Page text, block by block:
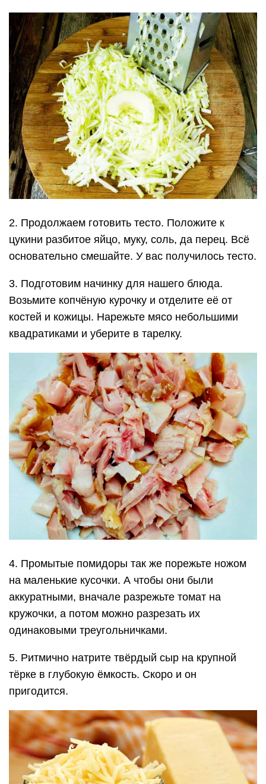
2. Продолжаем готовить тесто. Положите к
цукини разбитое яйцо, муку, соль, да перец. Всё
основательно смешайте. У вас получилось тесто.
3. Подготовим начинку для нашего блюда.
Возьмите копчёную курочку и отделите её от
костей и кожицы. Нарежьте мясо небольшими
квадратиками и уберите в тарелку.
4. Промытые помидоры так же порежьте ножом
на маленькие кусочки. А чтобы они были
аккуратными, вначале разрежьте томат на
кружочки, а потом можно разрезать их
одинаковыми треугольничками.
5. Ритмично натрите твёрдый сыр на крупной
тёрке в глубокую ёмкость. Скоро и он
пригодится.